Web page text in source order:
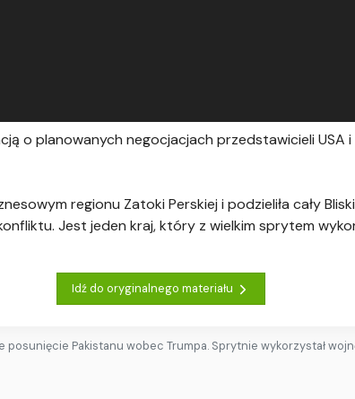
o planowanych negocjacjach przedstawicieli USA
regionu Zatoki Perskiej i podzieliła cały
Jest jeden kraj, który z wielkim sprytem
Idź do oryginalnego materiału
posunięcie Pakistanu wobec Trumpa. Sprytnie wykorzystał